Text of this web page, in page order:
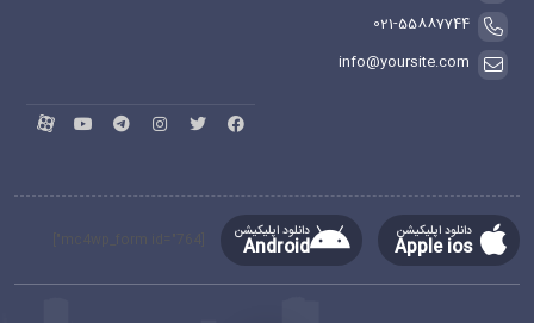
021-55887744
info@yoursite.com
دانلود اپلیکیشن
Apple ios
دانلود اپلیکیشن
Android